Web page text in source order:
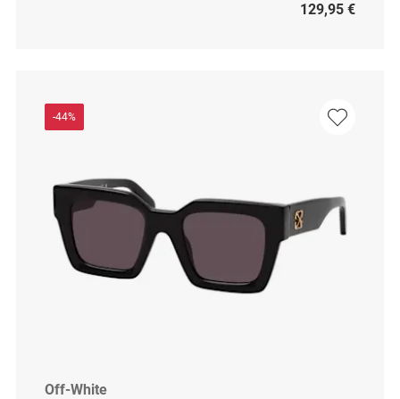
129,95 €
-44%
Off-White